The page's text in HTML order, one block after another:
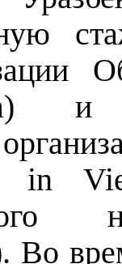
и
in
Во